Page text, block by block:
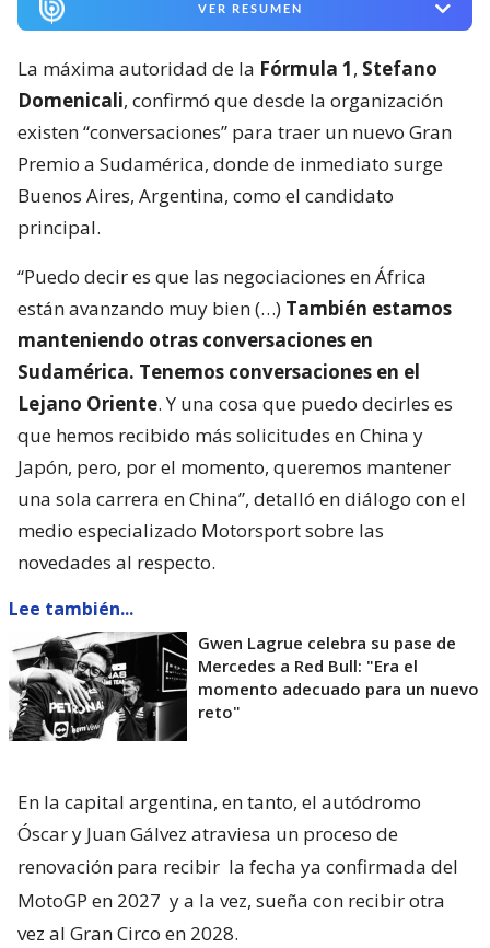
VER RESUMEN
La máxima autoridad de la Fórmula 1, Stefano
Domenicali, confirmó que desde la organización
existen “conversaciones” para traer un nuevo Gran
Premio a Sudamérica, donde de inmediato surge
Buenos Aires, Argentina, como el candidato
principal.
“Puedo decir es que las negociaciones en África
están avanzando muy bien (…) También estamos
manteniendo otras conversaciones en
Sudamérica. Tenemos conversaciones en el
Lejano Oriente. Y una cosa que puedo decirles es
que hemos recibido más solicitudes en China y
Japón, pero, por el momento, queremos mantener
una sola carrera en China”, detalló en diálogo con el
medio especializado Motorsport sobre las
novedades al respecto.
Lee también...
Gwen Lagrue celebra su pase de
Mercedes a Red Bull: "Era el
momento adecuado para un nuevo
reto"
En la capital argentina, en tanto, el autódromo
Óscar y Juan Gálvez atraviesa un proceso de
renovación para recibir la fecha ya confirmada del
MotoGP en 2027 y a la vez, sueña con recibir otra
vez al Gran Circo en 2028.